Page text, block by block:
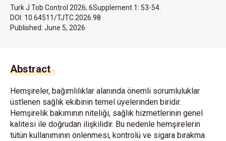
Turk J Tob Control 2026; 6Supplement 1: 53-54.
DOI: 10.64511/TJTC.2026.98
Published: June 5, 2026
Abstract
Hemşireler, bağımlılıklar alanında önemli sorumluluklar
üstlenen sağlık ekibinin temel üyelerinden biridir.
Hemşirelik bakımının niteliği, sağlık hizmetlerinin genel
kalitesi ile doğrudan ilişkilidir. Bu nedenle hemşirelerin
tütün kullanımının önlenmesi, kontrolü ve sigara bırakma